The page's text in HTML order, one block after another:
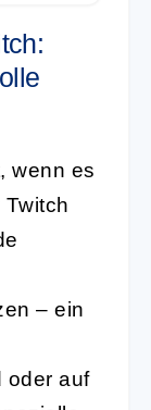
wenn es
– ein
oder auf